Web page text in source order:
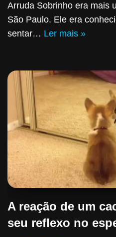
Arruda Sobrinho era mais
São Paulo. Ele era
sentar… Ler mais »
A reação de um
seu reflexo no